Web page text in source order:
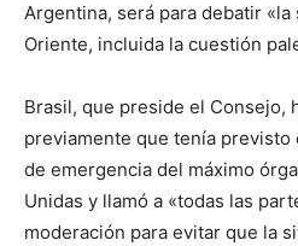
Argentina, será para debatir
Oriente, incluida la cuestión
Brasil, que preside el Consejo,
previamente que tenía previsto
de emergencia del máximo
Unidas y llamó a «todas las
moderación para evitar que la